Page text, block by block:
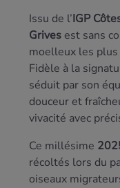
Issu de l’IGP
Grives est sans
moelleux les
Fidèle à la
séduit par son
douceur et
vivacité avec
Ce millésime
récoltés lors du
oiseaux